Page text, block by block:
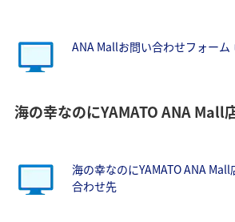
ANA Mallお問い合わせフォーム
海の幸なのにYAMATO ANA Mall
海の幸なのにYAMATO ANA
合わせ先